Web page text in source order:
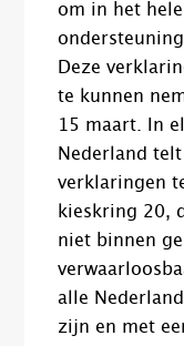
om in het
Deze
te kunnen
15 maart. In
Nederland
verklaringen
kieskring 20,
niet binnen
alle
zijn en met